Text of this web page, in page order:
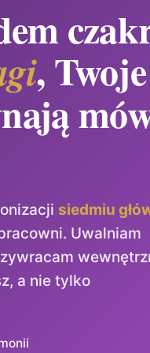
, Twoje
siedmiu
Uwalniam
a nie tylko